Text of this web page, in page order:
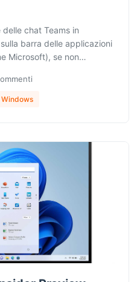
delle chat Teams in
barra delle applicazioni
Microsoft), se non…
Windows